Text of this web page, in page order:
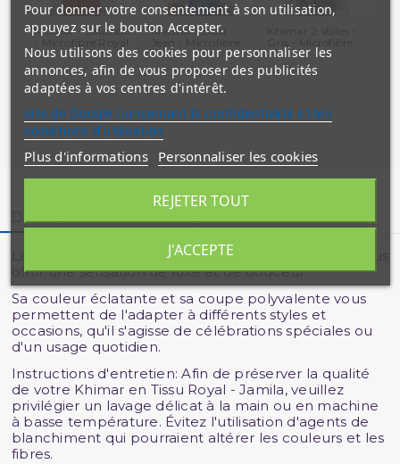
Khimar - Saumon
-...
Khimar - Bleu
Description Détails du produit Avis clients
Le Khimar en Tissu Royal - Jamila est conçu pour vous
offrir une sensation de luxe et de douceur.
Sa couleur éclatante et sa coupe polyvalente vous
permettent de l'adapter à différents styles et
occasions, qu'il s'agisse de célébrations spéciales ou
d'un usage quotidien.
Instructions d'entretien: Afin de préserver la qualité
de votre Khimar en Tissu Royal - Jamila, veuillez
privilégier un lavage délicat à la main ou en machine
à basse température. Évitez l'utilisation d'agents de
blanchiment qui pourraient altérer les couleurs et les
fibres.
Pour donner votre consentement à son utilisation,
appuyez sur le bouton Accepter.
Nous utilisons des cookies pour personnaliser les
annonces, afin de vous proposer des publicités
adaptées à vos centres d'intérêt.
site de Google concernant la confidentialité et les
conditions d'utilisation
Plus d'informations Personnaliser les cookies
REJETER TOUT
J'ACCEPTE